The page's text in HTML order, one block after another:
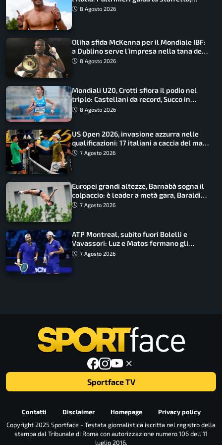
Barnabà sogna l’oro dalle grandi altezze
8 Agosto 2026
Oliha sfida McKenna per il Mondiale IBF:
a Dublino serve l’impresa nella tana del
lupo8 Agosto 2026
Mondiali U20, Crotti sfiora il podio nel
triplo: Castellani da record, Succo in
finale
8 Agosto 2026
US Open 2026, invasione azzurra nelle
qualificazioni: 17 italiani a caccia del main
draw7 Agosto 2026
Europei grandi altezze, Barnabà sogna il
colpaccio: è leader a metà gara, Baraldi
ancora in corsa
7 Agosto 2026
ATP Montreal, subito fuori Bolelli e
Vavassori: Luz e Matos fermano gli
azzurri
7 Agosto 2026
Sportface TV
Contatti Disclaimer Homepage
Privacy policy
Copyright 2025 Sportface - Testata giornalistica iscritta nel registro della
stampa dal Tribunale di Roma con autorizzazione numero 106 dell’11
luglio 2016.